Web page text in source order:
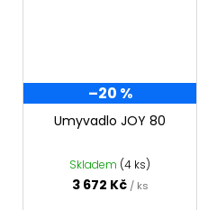
–20 %
Umyvadlo JOY 80
Skladem (4 ks)
3 672 Kč / ks